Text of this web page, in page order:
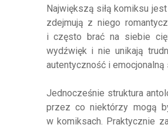
Największą siłą komiksu
zdejmują z niego
i często brać na siebie
wydźwięk i nie unikają
autentyczność i emocjonalną
Jednocześnie struktura
przez co niektórzy mogą
w komiksach. Praktycznie